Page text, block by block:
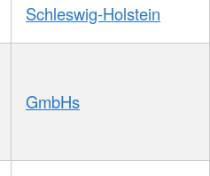
Schleswig-Holstein
GmbHs